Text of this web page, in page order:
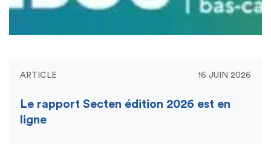
ARTICLE 16 JUIN 2026
Le rapport Secten édition 2026 est en
ligne